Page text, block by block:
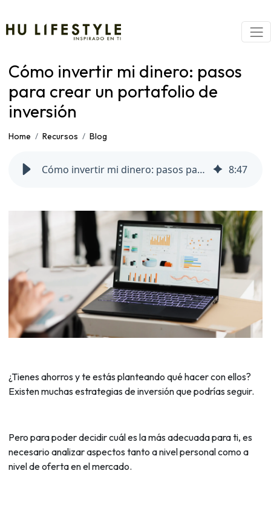
Cómo invertir mi dinero: pasos
para crear un portafolio de
inversión
Home Recursos Blog
Cómo invertir mi dinero: pasos para crear un portafolio de inversión 8:47
¿Tienes ahorros y te estás planteando qué hacer con ellos?
Existen muchas estrategias de inversión que podrías seguir.
Pero para poder decidir cuál es la más adecuada para ti, es
necesario analizar aspectos tanto a nivel personal como a
nivel de oferta en el mercado.